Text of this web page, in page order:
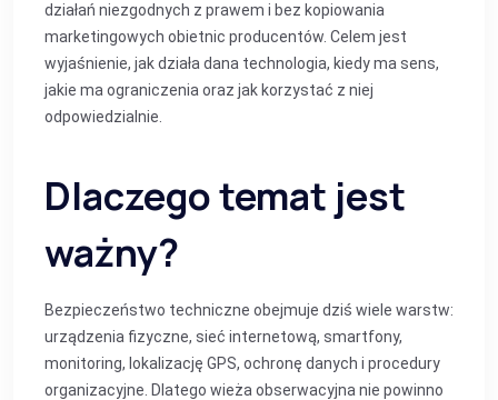
działań niezgodnych z prawem i bez kopiowania
marketingowych obietnic producentów. Celem jest
wyjaśnienie, jak działa dana technologia, kiedy ma sens,
jakie ma ograniczenia oraz jak korzystać z niej
odpowiedzialnie.
Dlaczego temat jest
ważny?
Bezpieczeństwo techniczne obejmuje dziś wiele warstw:
urządzenia fizyczne, sieć internetową, smartfony,
monitoring, lokalizację GPS, ochronę danych i procedury
organizacyjne. Dlatego wieża obserwacyjna nie powinno